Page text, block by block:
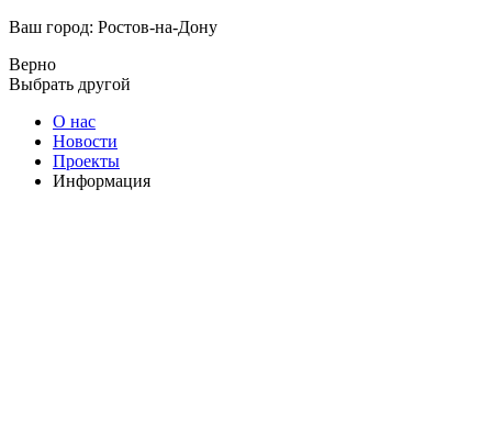
Ваш город: Ростов-на-Дону
Верно
Выбрать другой
О нас
Новости
Проекты
Информация